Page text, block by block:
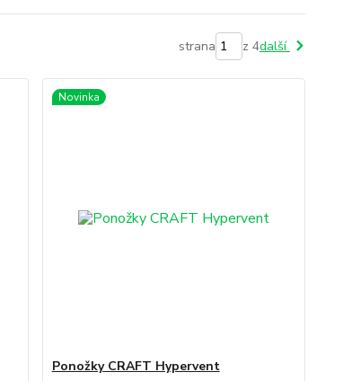
strana z 4další
Novinka
Ponožky CRAFT Hypervent